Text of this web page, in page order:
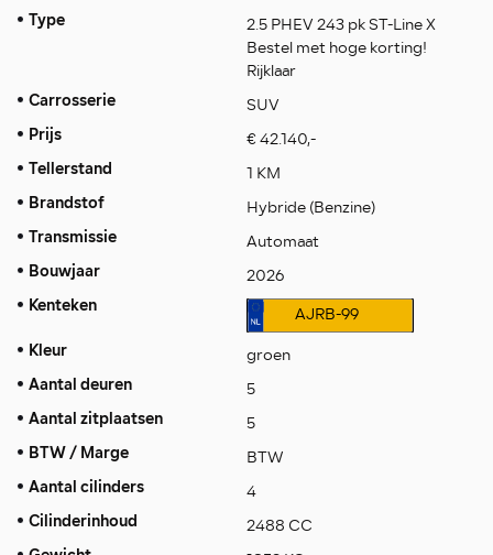
Type
2.5 PHEV 243 pk ST-Line X
Bestel met hoge korting!
Rijklaar
Carrosserie SUV
Prijs € 42.140,-
Tellerstand 1 KM
Brandstof Hybride (Benzine)
Transmissie Automaat
Bouwjaar 2026
Kenteken AJRB-99
Kleur groen
Aantal deuren 5
Aantal zitplaatsen 5
BTW / Marge BTW
Aantal cilinders 4
Cilinderinhoud 2488 CC